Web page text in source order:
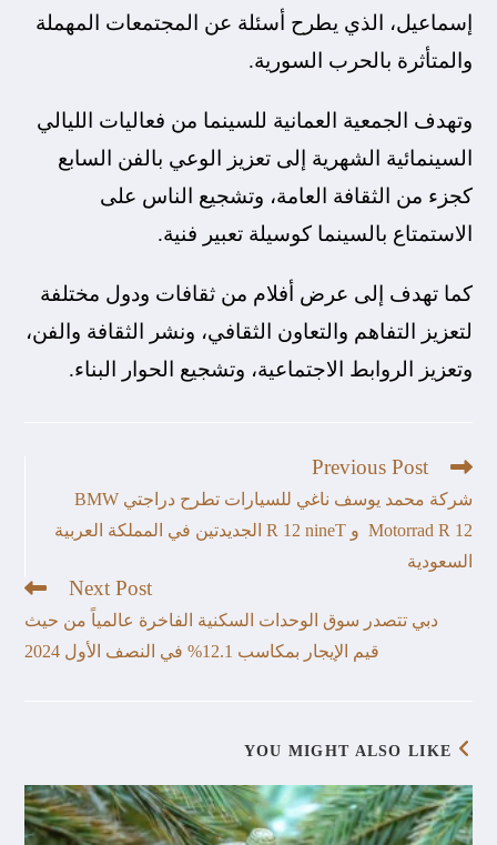
إسماعيل، الذي يطرح أسئلة عن المجتمعات المهملة
والمتأثرة بالحرب السورية.
وتهدف الجمعية العمانية للسينما من فعاليات الليالي
السينمائية الشهرية إلى تعزيز الوعي بالفن السابع
كجزء من الثقافة العامة، وتشجيع الناس على
الاستمتاع بالسينما كوسيلة تعبير فنية.
كما تهدف إلى عرض أفلام من ثقافات ودول مختلفة
لتعزيز التفاهم والتعاون الثقافي، ونشر الثقافة والفن،
وتعزيز الروابط الاجتماعية، وتشجيع الحوار البناء.
Previous Post
شركة محمد يوسف ناغي للسيارات تطرح دراجتي BMW
Motorrad R 12 و R 12 nineT الجديدتين في المملكة العربية
السعودية
Next Post
دبي تتصدر سوق الوحدات السكنية الفاخرة عالمياً من حيث
قيم الإيجار بمكاسب 12.1% في النصف الأول 2024
YOU MIGHT ALSO LIKE